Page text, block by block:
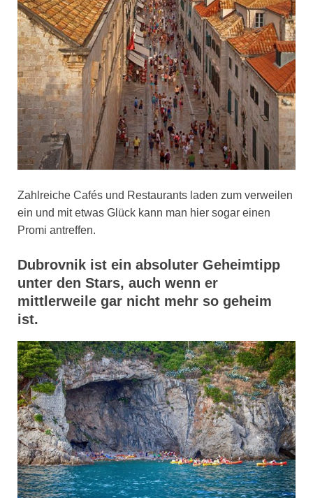
Zahlreiche Cafés und Restaurants laden zum verweilen
ein und mit etwas Glück kann man hier sogar einen
Promi antreffen.
Dubrovnik ist ein absoluter Geheimtipp
unter den Stars, auch wenn er
mittlerweile gar nicht mehr so geheim
ist.